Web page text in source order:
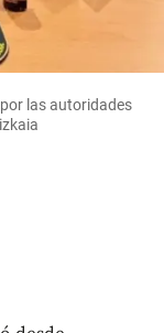
las autoridades